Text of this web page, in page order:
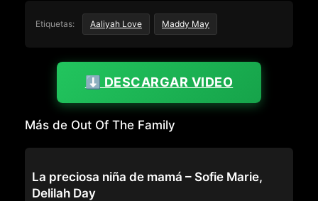
Etiquetas: Aaliyah Love Maddy May
⬇️ DESCARGAR VIDEO
Más de Out Of The Family
La preciosa niña de mamá – Sofie Marie,
Delilah Day